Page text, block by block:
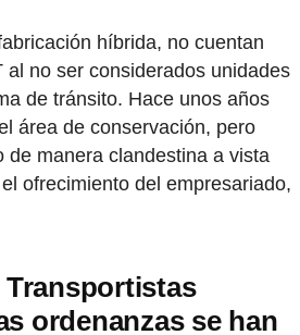
híbrida, no cuentan
al no ser considerados unidades
de tránsito. Hace unos años
área de conservación, pero
de manera clandestina a vista
ofrecimiento del empresariado,
ordenanzas se han